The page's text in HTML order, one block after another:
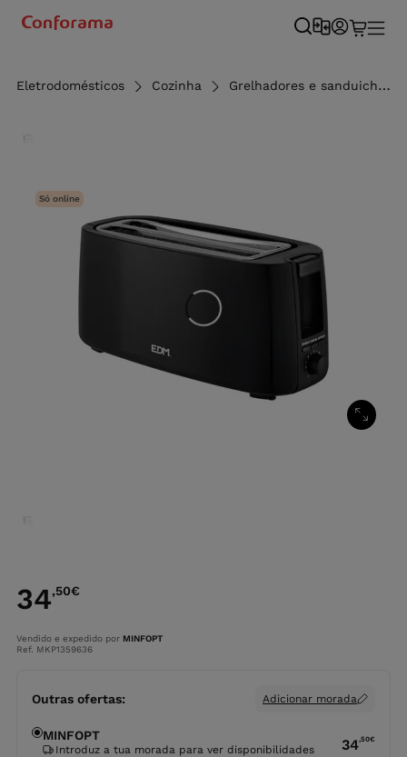
Eletrodomésticos Cozinha Grelhadores e sanduicheiras
Só online
34,50€
Vendido e expedido por MINFOPT
Ref. MKP1359636
Outras ofertas: Adicionar morada
MINFOPT
Introduz a tua morada para ver disponibilidades 34,50€